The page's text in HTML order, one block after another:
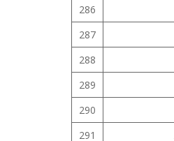
286
287
288
289
290
291